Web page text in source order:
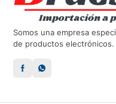
Somos una empresa
de productos electrónicos.